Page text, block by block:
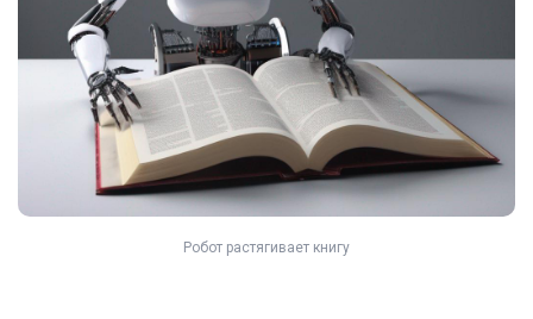
Робот растягивает книгу